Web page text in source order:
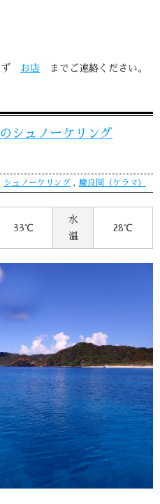
ず お店 までご連絡ください。
シュノーケリング
シュノーケリング , 慶良間（ケラマ）
33℃
水
温
28℃